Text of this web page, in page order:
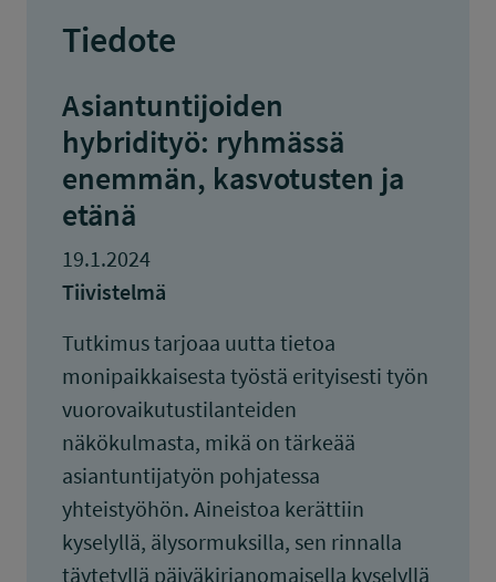
Tiedote
Asiantuntijoiden
hybridityö: ryhmässä
enemmän, kasvotusten ja
etänä
19.1.2024
Tiivistelmä
Tutkimus tarjoaa uutta tietoa
monipaikkaisesta työstä erityisesti työn
vuorovaikutustilanteiden
näkökulmasta, mikä on tärkeää
asiantuntijatyön pohjatessa
yhteistyöhön. Aineistoa kerättiin
kyselyllä, älysormuksilla, sen rinnalla
täytetyllä päiväkirjanomaisella kyselyllä